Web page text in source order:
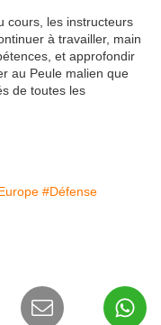
cours, les instructeurs
à travailler, main
et approfondir
au Peule malien que
de toutes les
#Défense